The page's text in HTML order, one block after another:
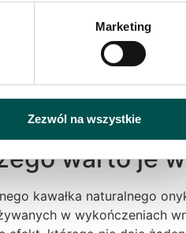
Marketing
Zezwól na wszystkie
wygląd. Obecnie za
codziennego życia w
czy marmur, otwiera
warto je
kawałka naturalnego
w wykończeniach